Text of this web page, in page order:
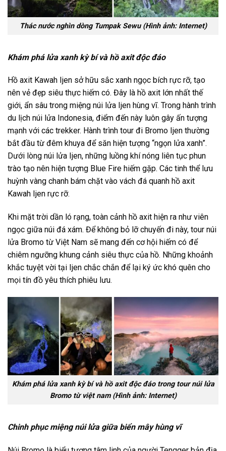
Thác nước nghìn dòng Tumpak Sewu (Hình ảnh: Internet)
Khám phá lửa xanh kỳ bí và hồ axit độc đáo
Hồ axit Kawah Ijen sở hữu sắc xanh ngọc bích rực rỡ, tạo
nên vẻ đẹp siêu thực hiếm có. Đây là hồ axit lớn nhất thế
giới, ẩn sâu trong miệng núi lửa Ijen hùng vĩ. Trong hành trình
du lịch núi lửa Indonesia, điểm đến này luôn gây ấn tượng
mạnh với các trekker. Hành trình tour đi Bromo Ijen thường
bắt đầu từ đêm khuya để săn hiện tượng “ngọn lửa xanh”.
Dưới lòng núi lửa Ijen, những luồng khí nóng liên tục phun
trào tạo nên hiện tượng Blue Fire hiếm gặp. Các tinh thể lưu
huỳnh vàng chanh bám chặt vào vách đá quanh hồ axit
Kawah Ijen rực rỡ.
Khi mặt trời dần ló rạng, toàn cảnh hồ axit hiện ra như viên
ngọc giữa núi đá xám. Để không bỏ lỡ chuyến đi này, tour núi
lửa Bromo từ Việt Nam sẽ mang đến cơ hội hiếm có để
chiêm ngưỡng khung cảnh siêu thực của hồ. Những khoảnh
khắc tuyệt vời tại Ijen chắc chắn để lại ký ức khó quên cho
mọi tín đồ yêu thích phiêu lưu.
Khám phá lửa xanh kỳ bí và hồ axit độc đáo trong tour núi lửa
Bromo từ việt nam (Hình ảnh: Internet)
Chinh phục miệng núi lửa giữa biển mây hùng vĩ